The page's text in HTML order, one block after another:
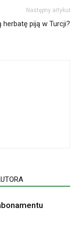
Następny artykuł
herbatę piją w Turcji?